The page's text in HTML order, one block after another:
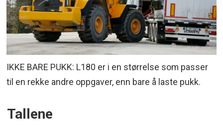
IKKE BARE PUKK: L180 er i en størrelse som passer
til en rekke andre oppgaver, enn bare å laste pukk.
Tallene